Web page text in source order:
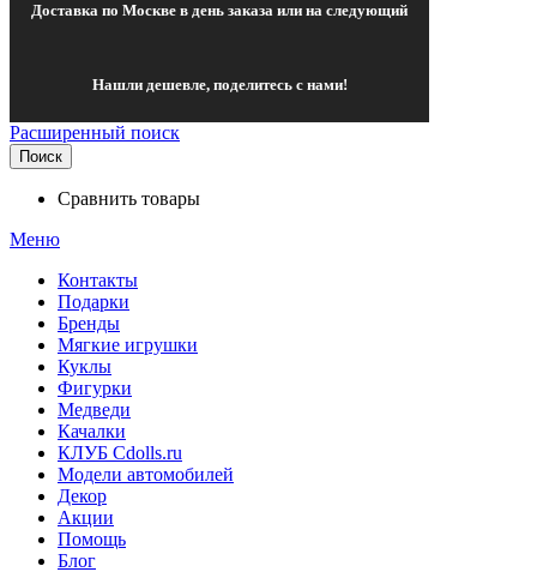
Доставка по Москве в день заказа или на следующий
Нашли дешевле, поделитесь с нами!
Расширенный поиск
Поиск
Сравнить товары
Меню
Контакты
Подарки
Бренды
Мягкие игрушки
Куклы
Фигурки
Медведи
Качалки
КЛУБ Cdolls.ru
Модели автомобилей
Декор
Акции
Помощь
Блог